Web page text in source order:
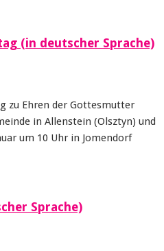
(in deutscher Sprache)
zu Ehren der Gottesmutter
in Allenstein (Olsztyn) und
um 10 Uhr in Jomendorf
Sprache)